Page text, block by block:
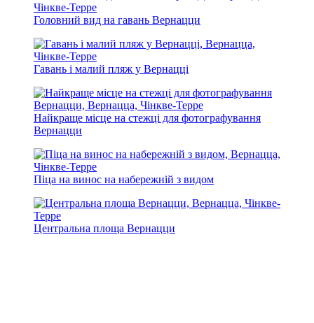
Головний вид на гавань Вернацци
Гавань і малий пляж у Вернацці
Найкраще місце на стежці для фотографування
Вернацци
Піца на винос на набережній з видом
Центральна площа Вернацци